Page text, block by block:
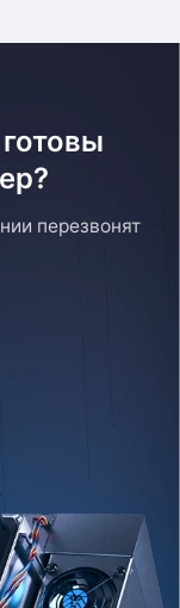
перезвонят